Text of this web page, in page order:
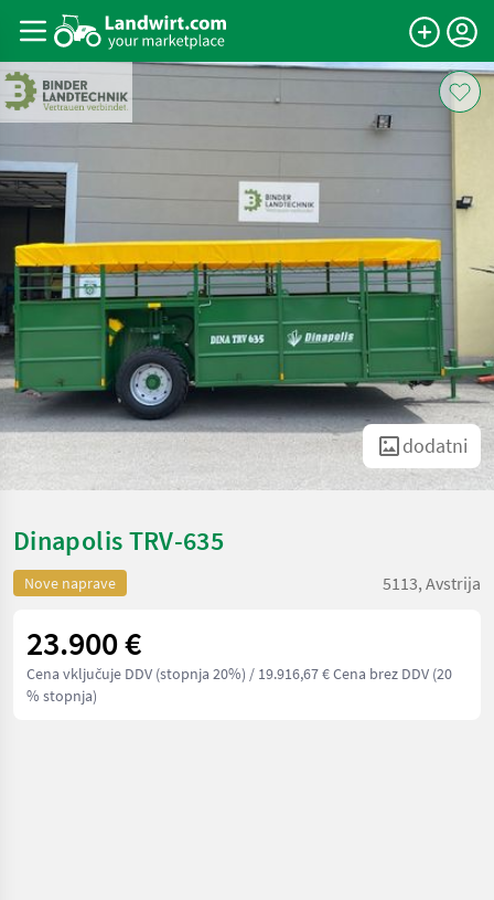
dodatni
Dinapolis TRV-635
Nove naprave 5113, Avstrija
23.900 €
Cena vključuje DDV (stopnja 20%) / 19.916,67 € Cena brez DDV (20
% stopnja)